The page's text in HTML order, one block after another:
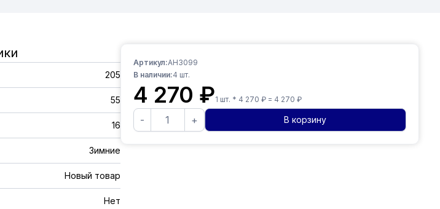
205
55
16
Зимние
Новый товар
Нет
Артикул:AH3099
В наличии:4 шт.
4 270 ₽1 шт. * 4 270 ₽ = 4 270 ₽
- + В корзину